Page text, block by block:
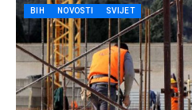
BIH NOVOSTI SVIJET